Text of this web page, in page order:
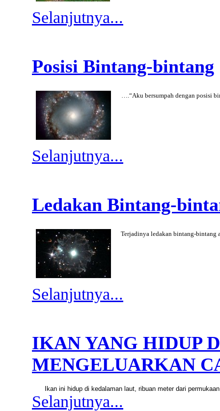
Selanjutnya...
Posisi Bintang-bintang
“Aku bersumpah dengan posisi
….
Selanjutnya...
Ledakan Bintang-
Terjadinya ledakan bintang-bintang
Selanjutnya...
IKAN YANG HIDUP
MENGELUARKAN
Ikan ini hidup di kedalaman laut, ribuan meter dari
Selanjutnya...